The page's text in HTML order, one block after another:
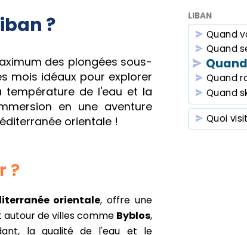
LIBAN
Quand
Quand
Quand
Quand
Quoi
?
des plongées sous-
mois idéaux pour explorer
température de l'eau et la
en une aventure
orientale !
?
orientale, offre une
de villes comme Byblos,
la qualité de l'eau et le